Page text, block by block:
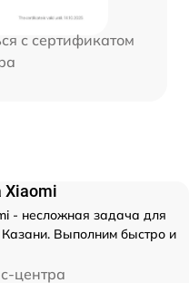
с сертификатом
Xiaomi
- несложная задача для
Выполним быстро и
центра